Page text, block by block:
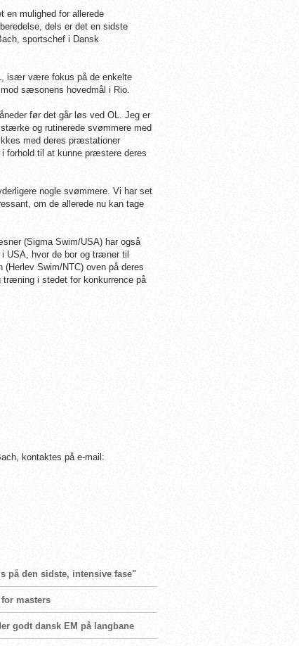
en mulighed for allerede
dels er det en sidste
sportschef i Dansk
især være fokus på de enkelte
sæsonens hovedmål i Rio.
før det går løs ved OL. Jeg er
og rutinerede svømmere med
med deres præstationer
forhold til at kunne præstere deres
nogle svømmere. Vi har set
om de allerede nu kan tage
(Sigma Swim/USA) har også
USA, hvor de bor og træner til
(Herlev Swim/NTC) oven på deres
i stedet for konkurrence på
kontaktes på e-mail:
på den sidste, intensive fase"
masters
godt dansk EM på langbane